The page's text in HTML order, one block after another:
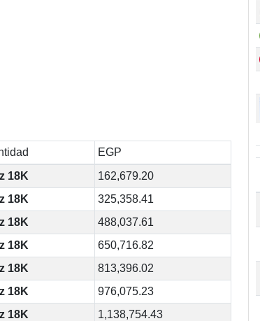
EGP
18K
162,679.20
18K
325,358.41
18K
488,037.61
18K
650,716.82
18K
813,396.02
18K
976,075.23
18K
1,138,754.43